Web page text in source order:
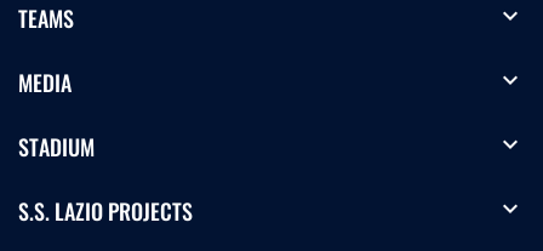
TEAMS expand_more
MEDIA expand_more
STADIUM expand_more
S.S. LAZIO PROJECTS expand_more